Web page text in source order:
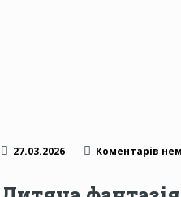
27.03.2026 Коментарів